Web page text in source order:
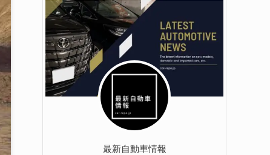
最新自動車情報